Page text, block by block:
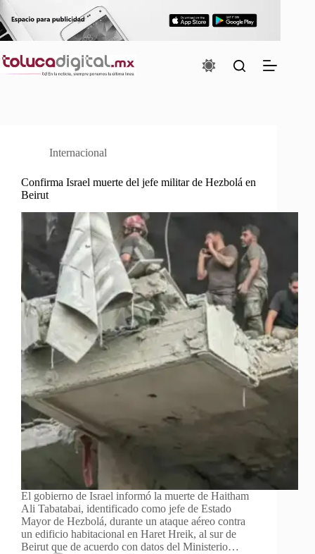
Saltar
al
contenido
Internacional
Confirma Israel muerte del jefe militar de Hezbolá en
Beirut
El gobierno de Israel informó la muerte de Haitham
Ali Tabatabai, identificado como jefe de Estado
Mayor de Hezbolá, durante un ataque aéreo contra
un edificio habitacional en Haret Hreik, al sur de
Beirut que de acuerdo con datos del Ministerio…